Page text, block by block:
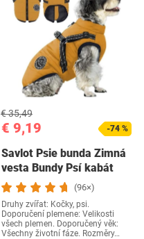
€ 9,19
€ 35,49
-74 %
Savlot Psie bunda Zimná
vesta Bundy Psí kabát
Psí sveter…
(96×)
Druhy zvířat: Kočky, psi.
Doporučení plemene: Velikosti
všech plemen. Doporučený věk:
Všechny životní fáze. Rozměry…